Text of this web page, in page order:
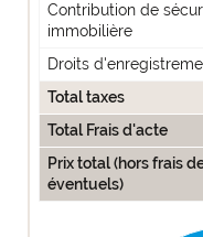
Contribution de
immobilière
Droits
Total taxes
Total Frais d'acte
Prix total (hors frais
éventuels)